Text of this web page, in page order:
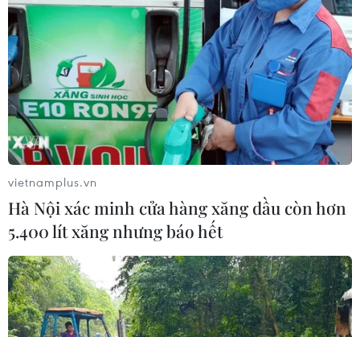
10/07/2017 22:21
Trong khuôn khổ chuyến thăm chính thức làm việc của
Thủ tướng Nguyễn Xuân Phúc tại Hà Lan, Chính phủ
Cộng hòa xã hội chủ nghĩa Việt Nam và Chính phủ
Vương quốc Hà Lan đã ra tuyên bố chung.
vietnamplus.vn
Hà Nội xác minh cửa hàng xăng dầu còn hơn
5.400 lít xăng nhưng báo hết